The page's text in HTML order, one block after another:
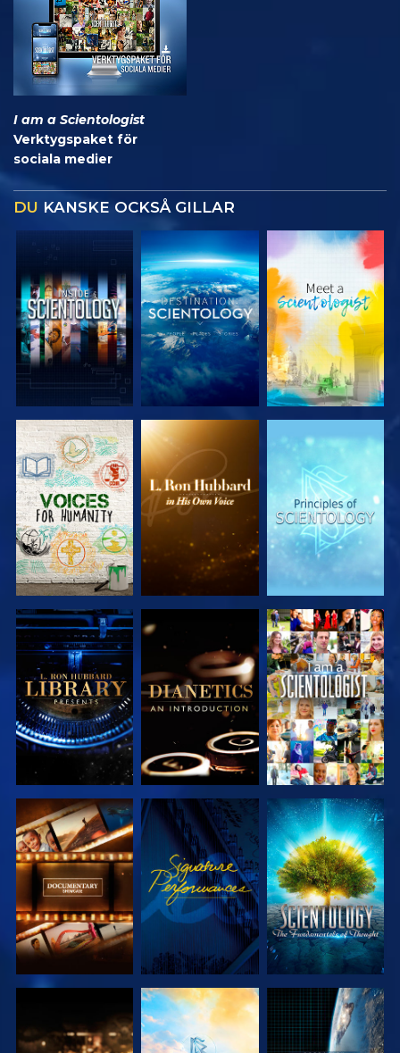
I am a Scientologist
Verktygspaket för
sociala medier
DU KANSKE OCKSÅ GILLAR
UTFORSKA
SERIEN
UTFORSKA
SERIEN
UTFORSKA
SERIEN
UTFORSKA
SERIEN
UTFORSKA
SERIEN
TITTA
UTFORSKA
SERIEN
TITTA
UTFORSKA
SERIEN
UTFORSKA
UTFORSKA
TITTA